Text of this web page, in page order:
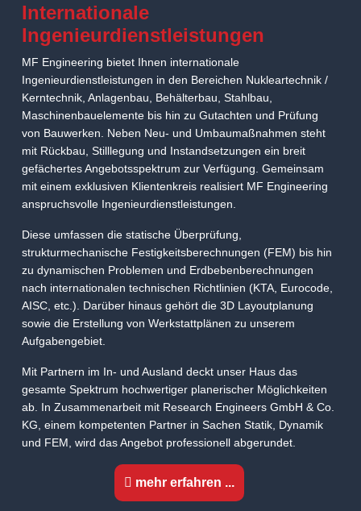
Internationale
Ingenieurdienstleistungen
MF Engineering bietet Ihnen internationale
Ingenieurdienstleistungen in den Bereichen Nukleartechnik /
Kerntechnik, Anlagenbau, Behälterbau, Stahlbau,
Maschinenbauelemente bis hin zu Gutachten und Prüfung
von Bauwerken. Neben Neu- und Umbaumaßnahmen steht
mit Rückbau, Stilllegung und Instandsetzungen ein breit
gefächertes Angebotsspektrum zur Verfügung. Gemeinsam
mit einem exklusiven Klientenkreis realisiert MF Engineering
anspruchsvolle Ingenieurdienstleistungen.
Diese umfassen die statische Überprüfung,
strukturmechanische Festigkeitsberechnungen (FEM) bis hin
zu dynamischen Problemen und Erdbebenberechnungen
nach internationalen technischen Richtlinien (KTA, Eurocode,
AISC, etc.). Darüber hinaus gehört die 3D Layoutplanung
sowie die Erstellung von Werkstattplänen zu unserem
Aufgabengebiet.
Mit Partnern im In- und Ausland deckt unser Haus das
gesamte Spektrum hochwertiger planerischer Möglichkeiten
ab. In Zusammenarbeit mit Research Engineers GmbH & Co.
KG, einem kompetenten Partner in Sachen Statik, Dynamik
und FEM, wird das Angebot professionell abgerundet.
mehr erfahren ...